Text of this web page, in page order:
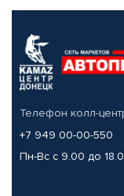
Телефон колл-
+7 949 00-00-550
Пн-Вс с 9.00 до